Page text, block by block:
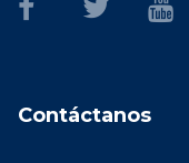
Contáctanos